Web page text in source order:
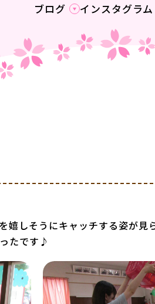
ブログ インスタグラム
しそうにキャッチする姿が見
たです♪